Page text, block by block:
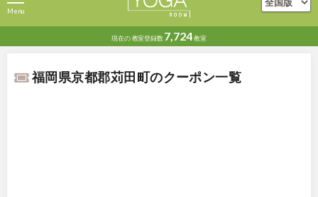
現在の教室登録数 7,724教室
Menu
福岡県京都郡苅田町のクーポン一覧